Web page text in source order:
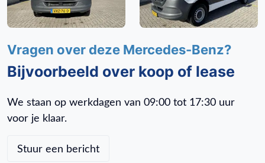
Centrale deurvergrendeling met afstandsbediening
Dimlichten automatisch
Fabrieksgarantie
Houten vloer in laadruimte
Keyless start
Opstap achter
Start/stop systeem
Vragen over deze Mercedes-Benz?
Bijvoorbeeld over koop of lease
We staan op werkdagen van 09:00 tot 17:30 uur
voor je klaar.
Stuur een bericht